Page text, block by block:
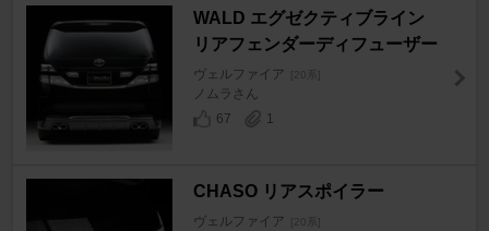
WALD エグゼクティブライン
リアフェンダーディフューザー
ヴェルファイア [20系]
ノムラさん
67
1
CHASO リアスポイラー
ヴェルファイア [20系]